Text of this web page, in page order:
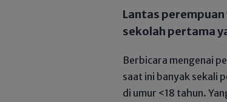
Lantas
sekolah pertama
Berbicara mengenai
saat ini banyak sekali
di umur <18 tahun.